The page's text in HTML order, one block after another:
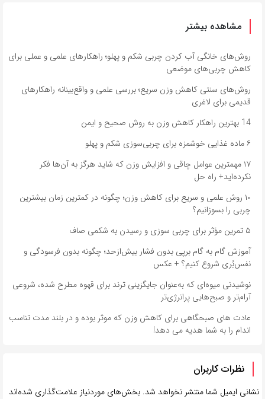
مشاهده بیشتر
روش‌های خانگی آب کردن چربی شکم و پهلو؛ راهکارهای علمی و عملی برای
کاهش چربی‌های موضعی
روش‌های سنتی کاهش وزن سریع؛ بررسی علمی و واقع‌بینانه راهکارهای
قدیمی برای لاغری
14 بهترین راهکار کاهش وزن به روش صحیح و ایمن
۶ ماده غذایی خوشمزه برای چربی‌سوزی شکم و پهلو
۱۷ مهمترین عوامل چاقی و افزایش وزن که شاید هرگز به آن‌ها فکر
نکرده‌اید+ راه حل
۱۰ روش علمی و سریع برای کاهش وزن؛ چگونه در کمترین زمان بیشترین
چربی را بسوزانیم؟
۵ تمرین مؤثر برای چربی سوزی و رسیدن به شکمی صاف
آموزش گام‌ به‌ گام برپی بدون فشار بیش‌ازحد؛ چگونه بدون فرسودگی و
نفس‌بُری شروع کنیم؟ + عکس
نوشیدنی میوه‌ای که به‌عنوان جایگزینی ترند برای قهوه مطرح شده، شروعی
آرام‌تر و صبح‌هایی پرانرژی‌تر
عادت های صبحگاهی برای کاهش وزن که موثر بوده و در بلند مدت تناسب
اندام را به شما هدیه می دهد!
نظرات کاربران
نشانی ایمیل شما منتشر نخواهد شد. بخش‌های موردنیاز علامت‌گذاری شده‌اند